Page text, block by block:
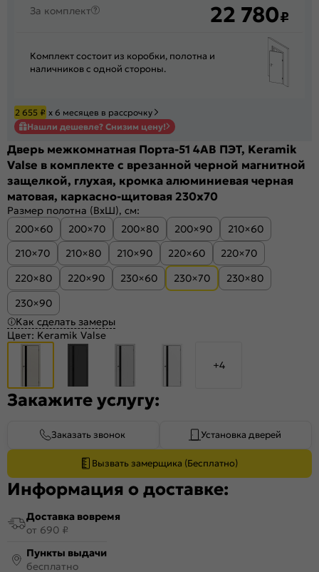
За комплект 22 780₽
Комплект состоит из коробки, полотна и
наличников с одной стороны.
2 655 ₽ х 6 месяцев в рассрочку
Нашли дешевле? Снизим цену!
Дверь межкомнатная Порта-51 4AB ПЭТ, Keramik
Valse в комплекте с врезанной черной магнитной
защелкой, глухая, кромка алюминиевая черная
матовая, каркасно-щитовая 230x70
Размер полотна (ВхШ), см:
200×60
200×70 200×80 200×90
210×60
210×70
210×80 210×90 220×60
220×70
220×80
220×90 230×60 230×70
230×80
230×90
Как сделать замеры
Цвет: Keramik Valse
+4
Закажите услугу:
Заказать звонок Установка дверей
Вызвать замерщика (Бесплатно)
Информация о доставке:
Доставка вовремя
от 690 ₽
Пункты выдачи
бесплатно